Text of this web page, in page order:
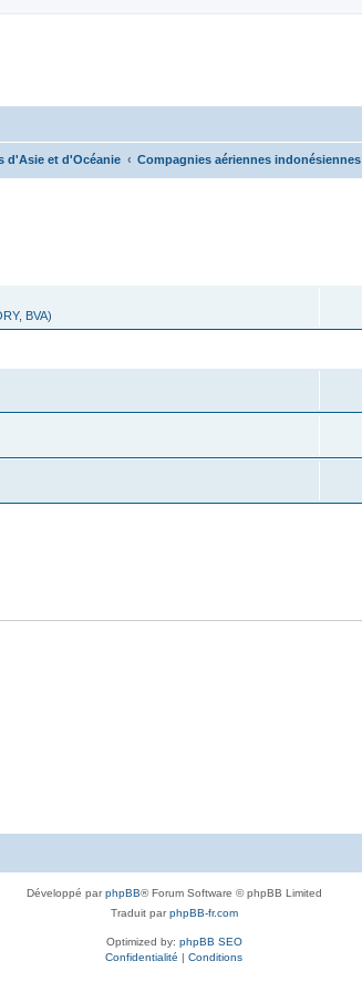
d'Asie et d'Océanie Compagnies aériennes indonésiennes
BVA)
Développé parphpBB® Forum Software © phpBB Limited
Traduit parphpBB-fr.com
Optimized by: phpBB SEO
Confidentialité | Conditions